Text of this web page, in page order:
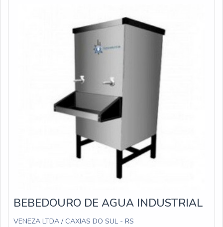
BEBEDOURO DE AGUA INDUSTRIAL
VENEZA LTDA / CAXIAS DO SUL - RS